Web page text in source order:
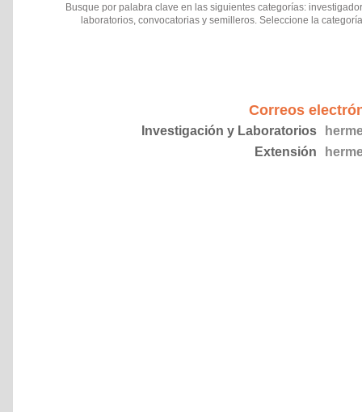
Busque por palabra clave en las siguientes categorías:
laboratorios, convocatorias y semilleros. Seleccione la
Correos
Investigación y Laboratorios
Extensión